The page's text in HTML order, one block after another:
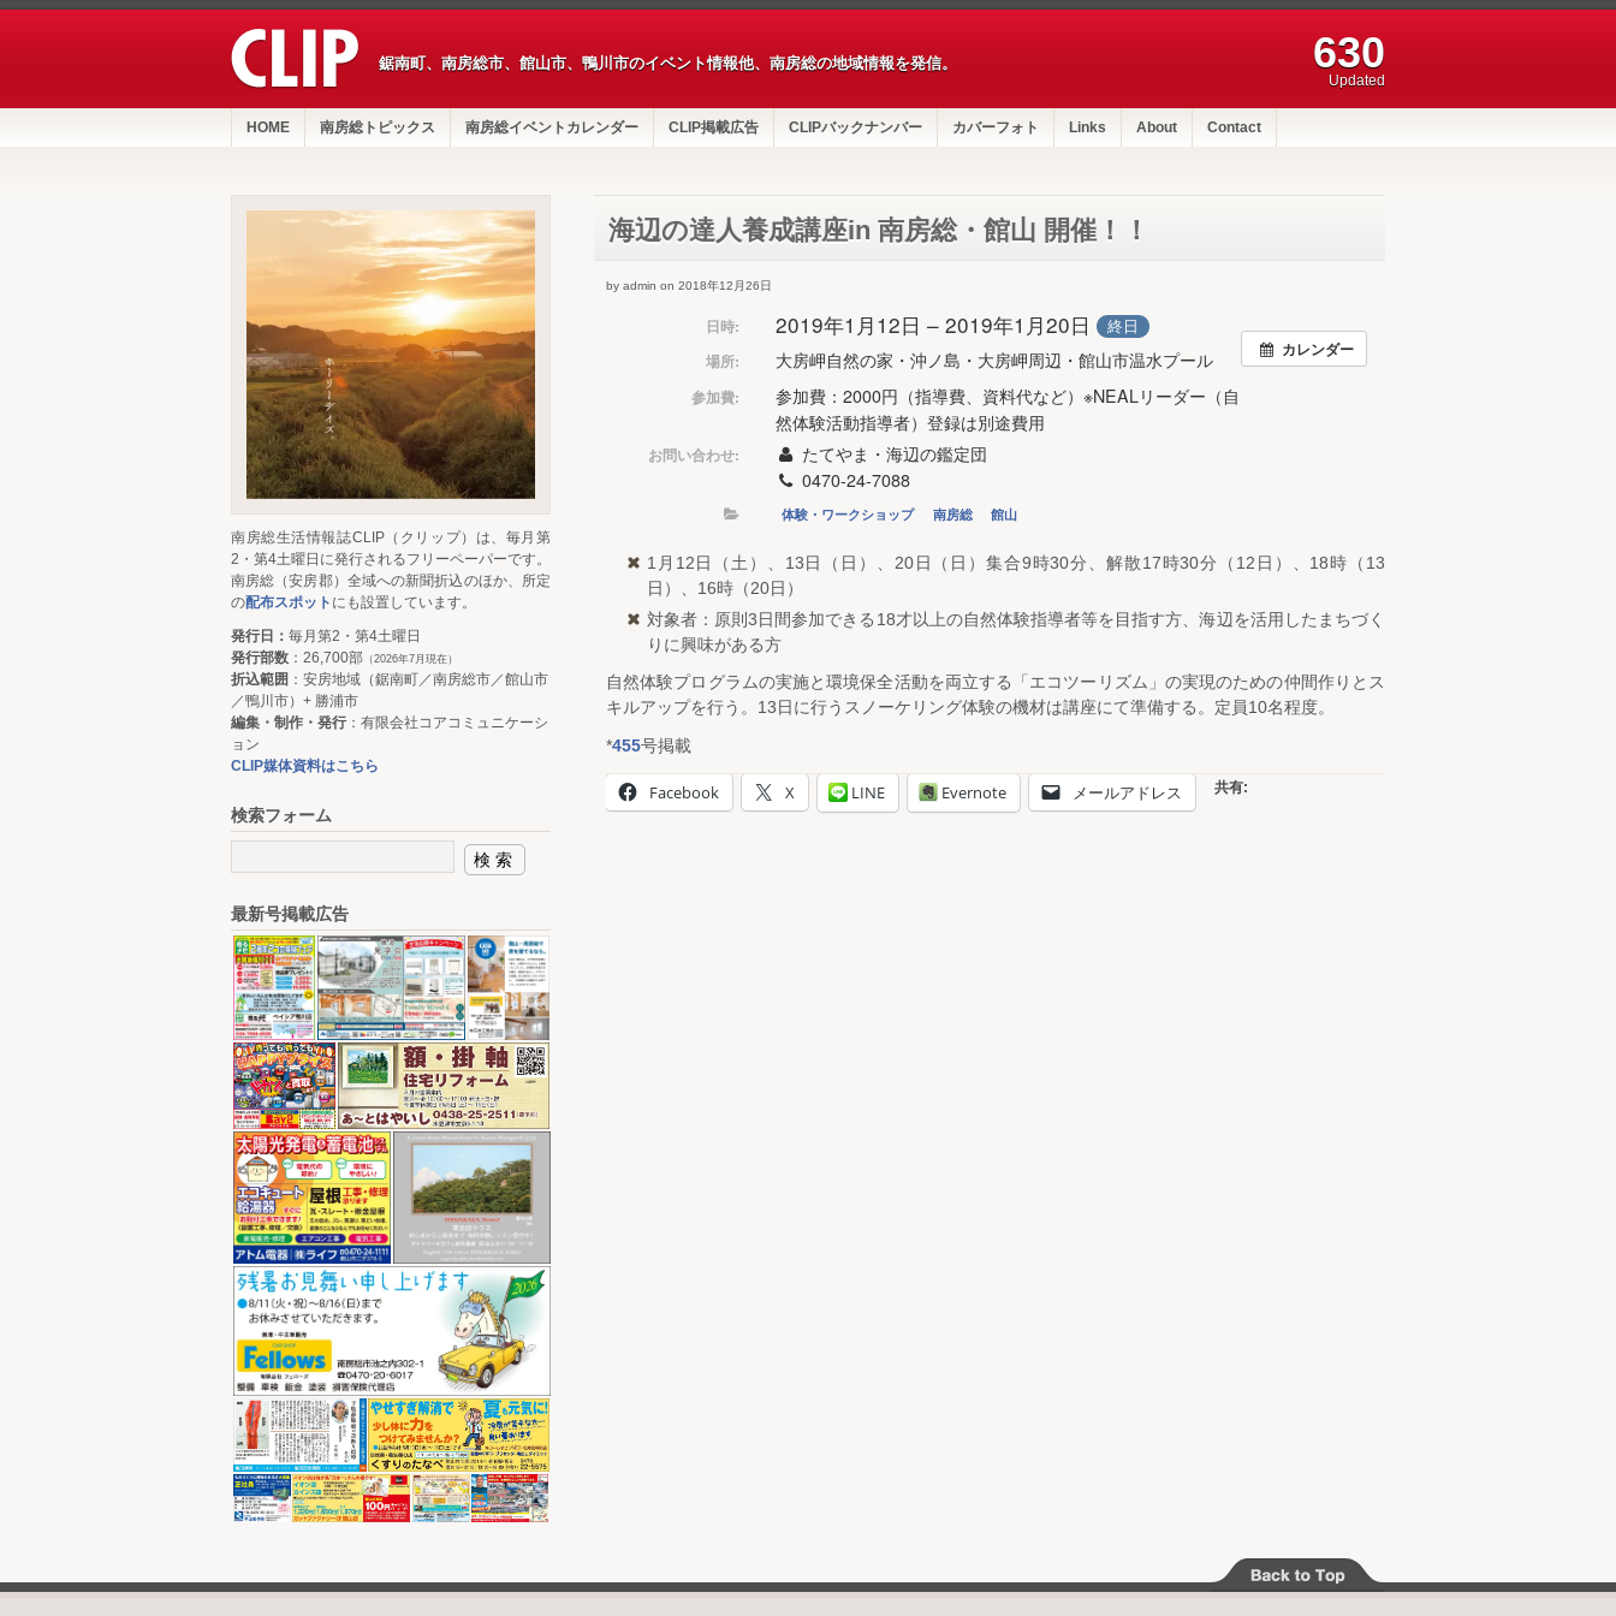
鋸南町、南房総市、館山市、鴨川市のイベント情報他、南房総の地域情報を発信。 630
Updated
HOME 南房総トピックス 南房総イベントカレンダー CLIP掲載広告 CLIPバックナンバー カバーフォト Links About Contact
海辺の達人養成講座in 南房総・館山 開催！！
by admin on 2018年12月26日
カレンダー
日時: 2019年1月12日 – 2019年1月20日 終日
場所: 大房岬自然の家・沖ノ島・大房岬周辺・館山市温水プール
参加費:
参加費：2000円（指導費、資料代など）※NEALリーダー（自
然体験活動指導者）登録は別途費用
お問い合わせ:
たてやま・海辺の鑑定団
0470-24-7088
体験・ワークショップ 南房総 館山
1月12日（土）、13日（日）、20日（日）集合9時30分、解散17時30分（12日）、18時（13
日）、16時（20日）
対象者：原則3日間参加できる18才以上の自然体験指導者等を目指す方、海辺を活用したまちづく
りに興味がある方
自然体験プログラムの実施と環境保全活動を両立する「エコツーリズム」の実現のための仲間作りとス
キルアップを行う。13日に行うスノーケリング体験の機材は講座にて準備する。定員10名程度。
*455号掲載
共有:
Facebook X LINE Evernote メールアドレス
南房総生活情報誌CLIP（クリップ）は、毎月第
2・第4土曜日に発行されるフリーペーパーです。
南房総（安房郡）全域への新聞折込のほか、所定
の配布スポット にも設置しています。
発行日： 毎月第2・第4土曜日
発行部数 ：26,700部 （2026年7月現在）
折込範囲 ：安房地域（鋸南町／南房総市／館山市
／鴨川市）+ 勝浦市
編集・制作・発行：有限会社コアコミュニケーシ
ョン
CLIP媒体資料はこちら
検索フォーム
最新号掲載広告